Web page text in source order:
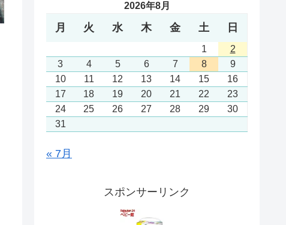
2026年8月
月 火 水 木 金 土 日
1
2
3
4 5 6 7 8
9
10
11 12 13 14 15
16
17
18 19 20 21 22
23
24
25 26 27 28 29
30
31
« 7月
スポンサーリンク